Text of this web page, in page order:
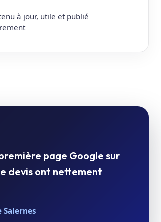
à jour, utile et publié
page Google sur
devis ont nettement
Salernes